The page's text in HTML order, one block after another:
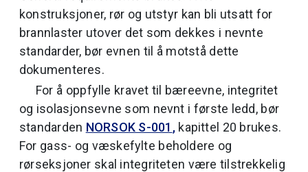
konstruksjoner, rør og utstyr kan bli utsatt for
brannlaster utover det som dekkes i nevnte
standarder, bør evnen til å motstå dette
dokumenteres.
For å oppfylle kravet til bæreevne, integritet
og isolasjonsevne som nevnt i første ledd, bør
standarden NORSOK S-001 ,kapittel 20 brukes.
For gass- og væskefylte beholdere og
rørseksjoner skal integriteten være tilstrekkelig